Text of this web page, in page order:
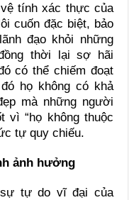
tính xác thực của
cuốn đặc biệt, bảo
đạo khỏi những
thời lại sợ hãi
có thể chiếm đoạt
họ không có khả
mà những người
vì “họ không thuộc
tự quy chiếu.
ảnh hưởng
sự tự do vĩ đại của